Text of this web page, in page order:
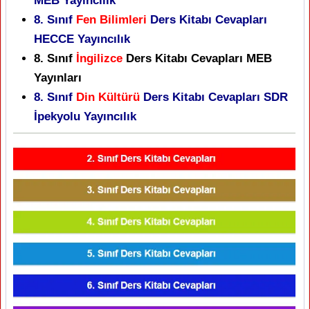
8. Sınıf Fen Bilimleri Ders Kitabı Cevapları
HECCE Yayıncılık
8. Sınıf İngilizce Ders Kitabı Cevapları MEB
Yayınları
8. Sınıf Din Kültürü Ders Kitabı Cevapları SDR
İpekyolu Yayıncılık